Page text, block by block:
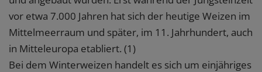
vor etwa 7.000 Jahren hat sich der heutige Weizen im
Mittelmeerraum und später, im 11. Jahrhundert, auch
in Mitteleuropa etabliert. (1)
Bei dem Winterweizen handelt es sich um einjähriges